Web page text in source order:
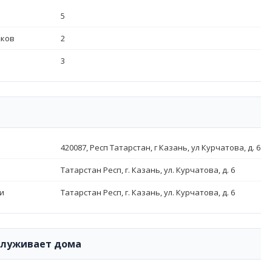
5
2
3
420087, Респ Татарстан, г Казань, ул Курчатова, д. 6
Татарстан Респ, г. Казань, ул. Курчатова, д. 6
Татарстан Респ, г. Казань, ул. Курчатова, д. 6
дома